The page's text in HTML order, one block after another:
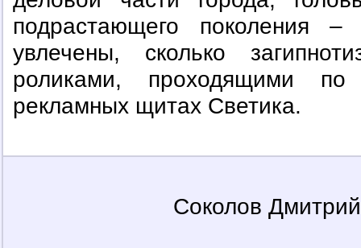
подрастающего поколения
увлечены, сколько
роликами, проходящими
рекламных щитах Светика.
Соколов